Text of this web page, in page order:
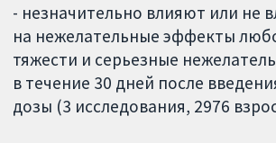
- незначительно влияют или не
на нежелательные эффекты
тяжести и серьезные
в течение 30 дней после
дозы (3 исследования, 2976